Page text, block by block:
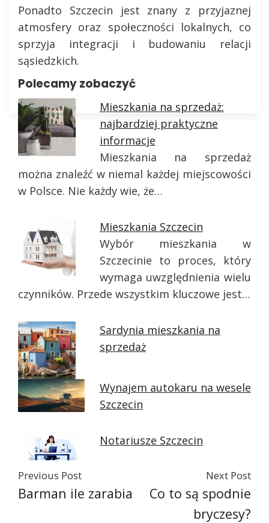
Ponadto Szczecin jest znany z przyjaznej
atmosfery oraz społeczności lokalnych, co
sprzyja integracji i budowaniu relacji
sąsiedzkich.
Polecamy zobaczyć
Mieszkania na sprzedaż:
najbardziej praktyczne
informacje
Mieszkania na sprzedaż
można znaleźć w niemal każdej miejscowości
w Polsce. Nie każdy wie, że…
Mieszkania Szczecin
Wybór mieszkania w
Szczecinie to proces, który
wymaga uwzględnienia wielu
czynników. Przede wszystkim kluczowe jest…
Sardynia mieszkania na
sprzedaż
Wynajem autokaru na wesele
Szczecin
Notariusze Szczecin
Previous Post
Barman ile zarabia
Next Post
Co to są spodnie
bryczesy?